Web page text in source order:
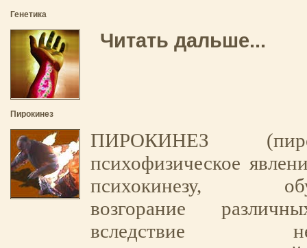
Генетика
Читать дальше...
Пирокинез
ПИРОКИНЕЗ
психофизическое
психокинезу,
возгорание
вследствие